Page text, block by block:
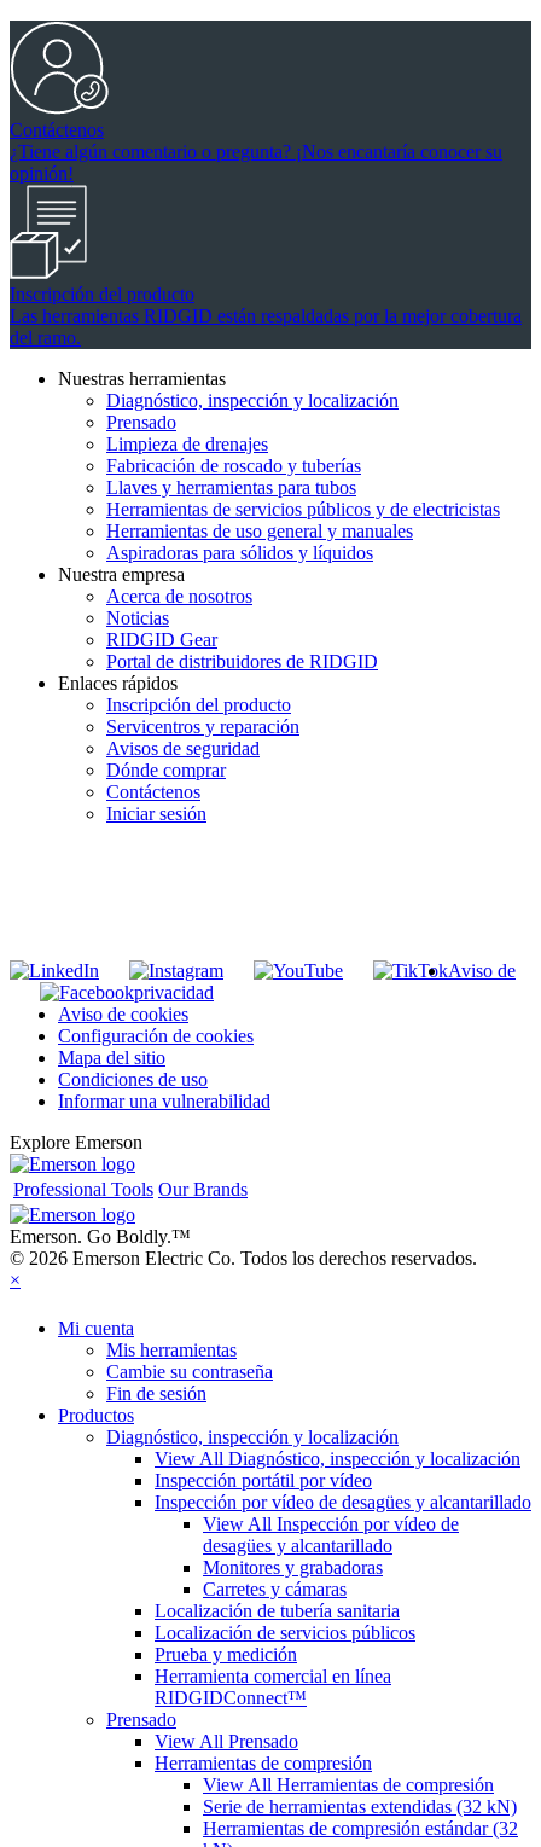
Contáctenos
¿Tiene algún comentario o pregunta? ¡Nos encantaría conocer su
opinión!
Inscripción del producto
Las herramientas RIDGID están respaldadas por la mejor cobertura
del ramo.
Nuestras herramientas
Diagnóstico, inspección y localización
Prensado
Limpieza de drenajes
Fabricación de roscado y tuberías
Llaves y herramientas para tubos
Herramientas de servicios públicos y de electricistas
Herramientas de uso general y manuales
Aspiradoras para sólidos y líquidos
Nuestra empresa
Acerca de nosotros
Noticias
RIDGID Gear
Portal de distribuidores de RIDGID
Enlaces rápidos
Inscripción del producto
Servicentros y reparación
Avisos de seguridad
Dónde comprar
Contáctenos
Iniciar sesión
Aviso de
privacidad
Aviso de cookies
Configuración de cookies
Mapa del sitio
Condiciones de uso
Informar una vulnerabilidad
Explore Emerson
Professional Tools Our Brands
Emerson. Go Boldly.™
© 2026 Emerson Electric Co. Todos los derechos reservados.
×
Mi cuenta
Mis herramientas
Cambie su contraseña
Fin de sesión
Productos
Diagnóstico, inspección y localización
View All Diagnóstico, inspección y localización
Inspección portátil por vídeo
Inspección por vídeo de desagües y alcantarillado
View All Inspección por vídeo de
desagües y alcantarillado
Monitores y grabadoras
Carretes y cámaras
Localización de tubería sanitaria
Localización de servicios públicos
Prueba y medición
Herramienta comercial en línea
RIDGIDConnect™
Prensado
View All Prensado
Herramientas de compresión
View All Herramientas de compresión
Serie de herramientas extendidas (32 kN)
Herramientas de compresión estándar (32